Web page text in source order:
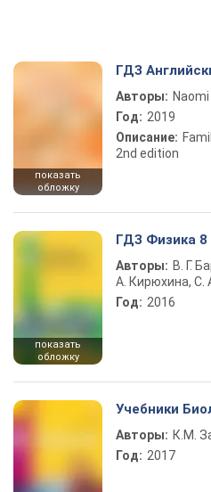
показать
обложку
ГДЗ
Авторы:
Год: 2019
Описание:
2nd edition
показать
обложку
ГДЗ Физика 8
Авторы: В. Г.
А. Кирюхина, С.
Год: 2016
Учебники
Авторы: К.М.
Год: 2017